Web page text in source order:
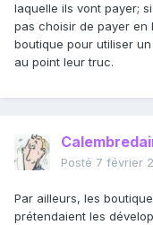
laquelle ils vont payer;
pas choisir de payer en
boutique pour utiliser
au point leur truc.
Posté 7 février
Par ailleurs, les
prétendaient les